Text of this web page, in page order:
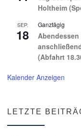
Holtheim
SEP.
18
Ganztägig
(Abfahrt
Kalender Anzeigen
LETZTE